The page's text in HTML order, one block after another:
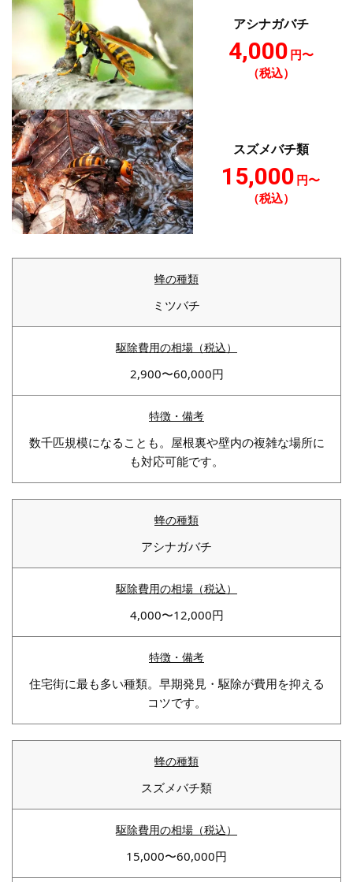
アシナガバチ
4,000 円〜
（税込）
スズメバチ類
15,000 円〜
（税込）
ミツバチ
2,900〜60,000円
数千匹規模になることも。屋根裏や壁内の複雑な場所に
も対応可能です。
アシナガバチ
4,000〜12,000円
住宅街に最も多い種類。早期発見・駆除が費用を抑える
コツです。
スズメバチ類
15,000〜60,000円